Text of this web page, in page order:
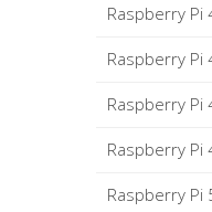
Raspberry Pi
Raspberry Pi
Raspberry Pi
Raspberry Pi
Raspberry Pi